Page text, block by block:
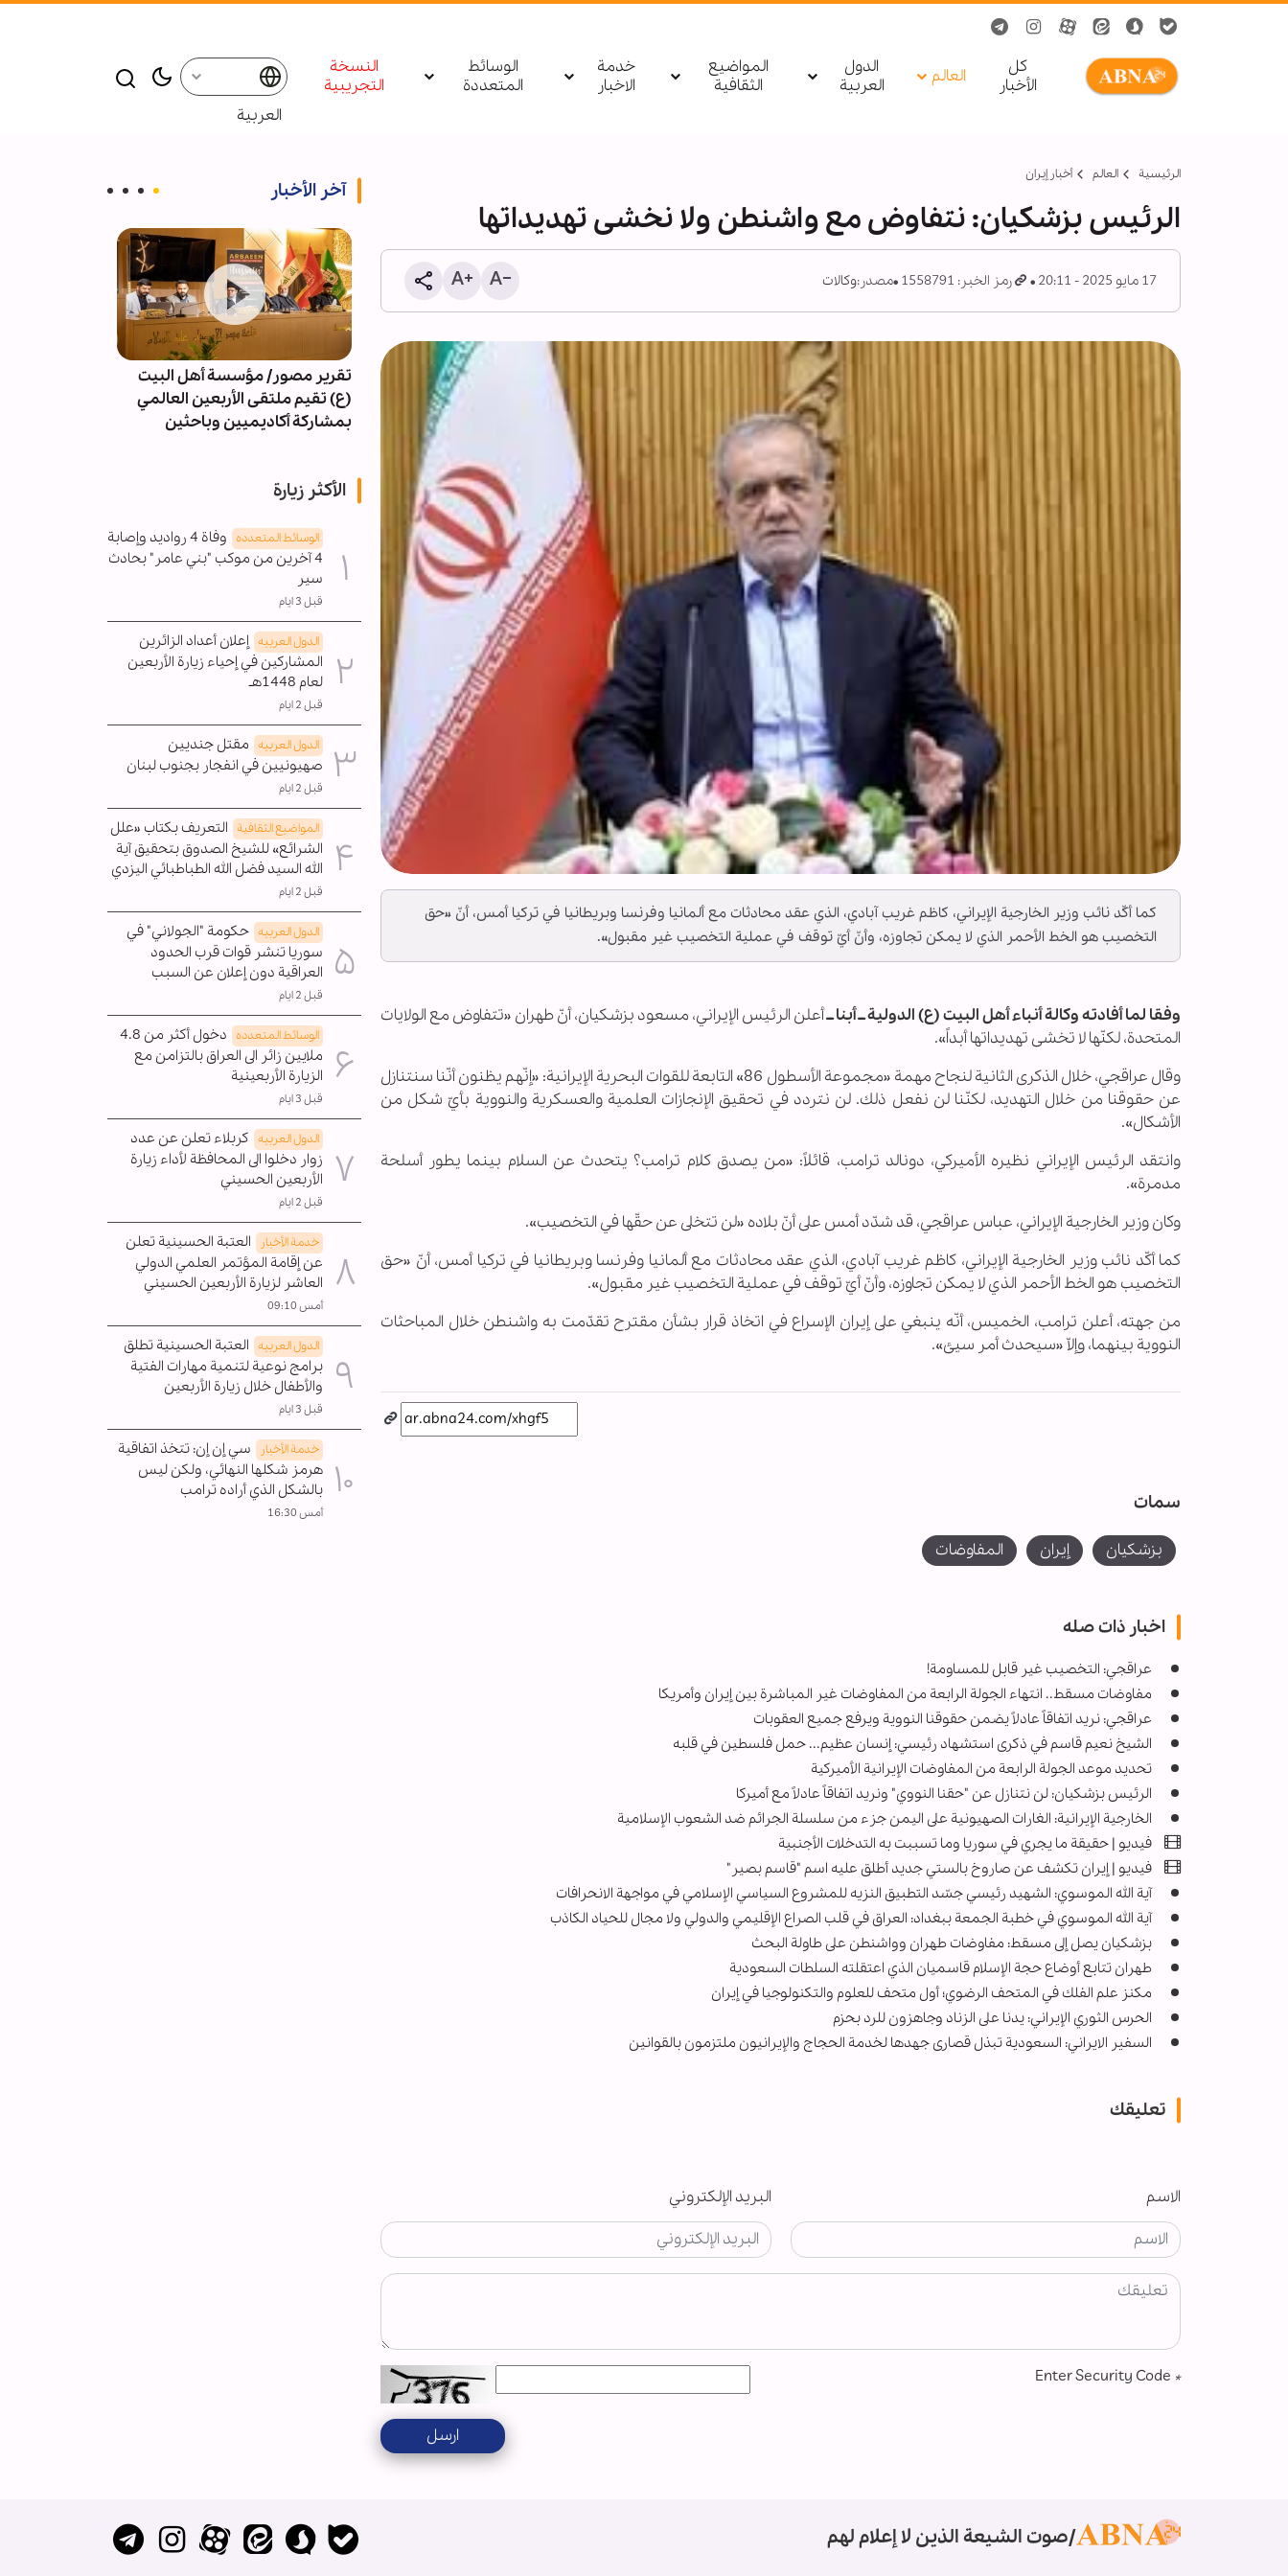
کل
الأخبار
العالم
الدول
العربیة
المواضيع
الثقافية
خدمة
الاخبار
الوسائط
المتعددة
النسخة
التجريبية
العربية
الرئيسية العالم أخبار إيران
الرئيس بزشكيان: نتفاوض مع واشنطن ولا نخشى تهديداتها
17 مايو 2025 - 20:11 رمز الخبر: 1558791 مصدر:وكالات
كما أكّد نائب وزير الخارجية الإيراني، كاظم غريب آبادي، الذي عقد محادثات مع ألمانيا وفرنسا وبريطانيا في تركيا أمس، أنّ «حق
التخصيب هو الخط الأحمر الذي لا يمكن تجاوزه، وأنّ أيّ توقف في عملية التخصيب غير مقبول».
وفقا لما أفادته وكالة أنباء أهل البيت (ع) الدولية ــ أبنا ــأعلن الرئيس الإيراني، مسعود بزشكيان، أنّ طهران «تتفاوض مع الولايات
المتحدة، لكنّها لا تخشى تهديداتها أبداً».
وقال عراقجي، خلال الذكرى الثانية لنجاح مهمة «مجموعة الأسطول 86» التابعة للقوات البحرية الإيرانية: «إنّهم يظنون أنّنا سنتنازل
عن حقوقنا من خلال التهديد، لكنّنا لن نفعل ذلك. لن نتردد في تحقيق الإنجازات العلمية والعسكرية والنووية بأيّ شكل من
الأشكال».
وانتقد الرئيس الإيراني نظيره الأميركي، دونالد ترامب، قائلاً: «من يصدق كلام ترامب؟ يتحدث عن السلام بينما يطور أسلحة
مدمرة».
وكان وزير الخارجية الإيراني، عباس عراقجي، قد شدّد أمس على أنّ بلاده «لن تتخلى عن حقّها في التخصيب».
كما أكّد نائب وزير الخارجية الإيراني، كاظم غريب آبادي، الذي عقد محادثات مع ألمانيا وفرنسا وبريطانيا في تركيا أمس، أنّ «حق
التخصيب هو الخط الأحمر الذي لا يمكن تجاوزه، وأنّ أيّ توقف في عملية التخصيب غير مقبول».
من جهته، أعلن ترامب، الخميس، أنّه ينبغي على إيران الإسراع في اتخاذ قرار بشأن مقترح تقدّمت به واشنطن خلال المباحثات
النووية بينهما، وإلاّ «سيحدث أمر سيئ».
سمات
بزشكيان إيران المفاوضات
اخبار ذات صله
عراقجي: التخصيب غير قابل للمساومة!
مفاوضات مسقط.. انتهاء الجولة الرابعة من المفاوضات غير المباشرة بين إيران وأمريكا
عراقجي: نريد اتفاقاً عادلاً يضمن حقوقنا النووية ويرفع جميع العقوبات
الشيخ نعيم قاسم في ذكرى استشهاد رئيسي: إنسان عظيم... حمل فلسطين في قلبه
تحديد موعد الجولة الرابعة من المفاوضات الإيرانية الأميركية
الرئيس بزشكيان: لن نتنازل عن "حقنا النووي" ونريد اتفاقاً عادلاً مع أميركا
الخارجية الإيرانية: الغارات الصهيونية على اليمن جزء من سلسلة الجرائم ضد الشعوب الإسلامية
فيديو | حقیقة ما يجري في سوريا وما تسببت به التدخلات الأجنبية
فيديو | إيران تكشف عن صاروخ بالستي جديد أطلق عليه اسم "قاسم بصير"
آية الله الموسوي: الشهيد رئيسي جسّد التطبيق النزيه للمشروع السياسي الإسلامي في مواجهة الانحرافات
آية الله الموسوي في خطبة الجمعة ببغداد: العراق في قلب الصراع الإقليمي والدولي ولا مجال للحياد الكاذب
بزشكيان يصل إلى مسقط: مفاوضات طهران وواشنطن على طاولة البحث
طهران تتابع أوضاع حجة الإسلام قاسميان الذي اعتقلته السلطات السعودية
مکنز علم الفلك في المتحف الرضوي؛ أول متحف للعلوم والتكنولوجيا في إيران
الحرس الثوري الإيراني: يدنا على الزناد وجاهزون للرد بحزم
السفیر الایراني: السعودية تبذل قصارى جهدها لخدمة الحجاج والإيرانيون ملتزمون بالقوانين
تعليقك
الاسم البريد الإلكتروني
*
ارسل
آخر الأخبار
تقرير مصور/ مؤسسة أهل البيت
(ع) تقيم ملتقى الأربعين العالمي
بمشاركة أكاديميين وباحثين
الأكثر زيارة
الوسائط المتعدده
وفاة 4 رواديد وإصابة
4 آخرين من موكب "بني عامر" بحادث
سير
قبل 3 ايام
الدول العربیه إعلان أعداد الزائرين
المشاركين في إحياء زيارة الأربعين
لعام 1448هـ
قبل 2 ايام
الدول العربیه مقتل جنديين
صهيونيين في انفجار بجنوب لبنان
قبل 2 ايام
المواضیع الثقافية التعريف بكتاب «علل
الشرائع» للشيخ الصدوق بتحقيق آية
الله السيد فضل الله الطباطبائي اليزدي
قبل 2 ايام
الدول العربیه حكومة "الجولاني" في
سوريا تنشر قوات قرب الحدود
العراقية دون إعلان عن السبب
قبل 2 ايام
الوسائط المتعدده
دخول أكثر من 4.8
ملايين زائر الى العراق بالتزامن مع
الزيارة الأربعينية
قبل 3 ايام
الدول العربیه كربلاء تعلن عن عدد
زوار دخلوا الى المحافظة لأداء زيارة
الأربعين الحسيني
قبل 2 ايام
خدمة الأخبار
العتبة الحسينية تعلن
عن إقامة المؤتمر العلمي الدولي
العاشر لزيارة الأربعين الحسيني
أمس 09:10
الدول العربیه العتبة الحسينية تطلق
برامج نوعية لتنمية مهارات الفتية
والأطفال خلال زيارة الأربعين
قبل 3 ايام
خدمة الأخبار
سي إن إن: تتخذ اتفاقية
هرمز شكلها النهائي، ولكن ليس
بالشكل الذي أراده ترامب
أمس 16:30
صوت الشيعة الذين لا إعلام لهم